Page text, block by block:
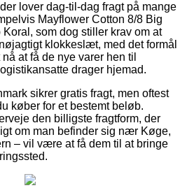
lover dag-til-dag fragt på mange
Mayflower Cotton 8/8 Big
som dog stiller krav om at
klokkeslæt, med det formål
at få de nye varer hen til
drager hjemad.
sikrer gratis fragt, men oftest
køber for et bestemt beløb.
den billigste fragtform, der
om man befinder sig nær Køge,
– vil være at få dem til at bringe